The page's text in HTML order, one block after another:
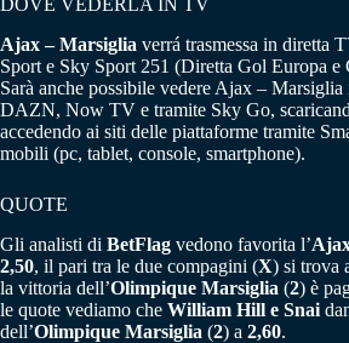
DOVE VEDERLA IN TV
Ajax – Marsiglia verrá trasmessa in diretta
Sport e Sky Sport 251 (Diretta Gol Europa e
Sarà anche possibile vedere Ajax – Marsiglia
DAZN, Now TV e tramite Sky Go,
accedendo ai siti delle piattaforme tramite
mobili (pc, tablet, console, smartphone).
QUOTE
Gli analisti di BetFlag vedono favorita l’
2,50, il pari tra le due compagini (X) si trova
la vittoria dell’Olimpique Marsiglia (2) è
le quote vediamo che William Hill e Snai
dell’Olimpique Marsiglia (2) a 2,60.